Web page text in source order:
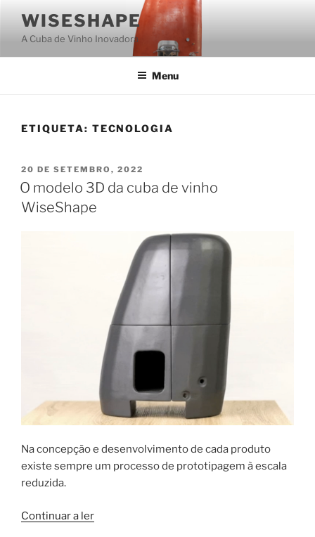
conteúdo
WISESHAPE
A Cuba de Vinho Inovadora
Menu
ETIQUETA: TECNOLOGIA
PUBLICADO
EM
20 DE SETEMBRO, 2022
O modelo 3D da cuba de vinho
WiseShape
Na concepção e desenvolvimento de cada produto
existe sempre um processo de prototipagem à escala
reduzida.
Continuar a ler“O